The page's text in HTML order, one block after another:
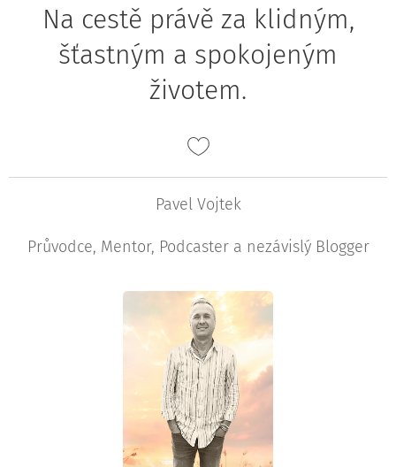
Na cestě právě za klidným,
šťastným a spokojeným
životem.
Pavel Vojtek
Průvodce, Mentor, Podcaster a nezávislý Blogger